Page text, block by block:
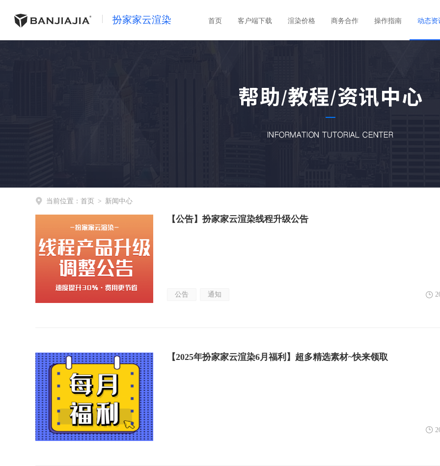
扮家家云渲染 首页 客户端下载 渲染价格 商务合作 操作指南 动态资
当前位置： 首页 > 新闻中心
【公告】扮家家云渲染线程升级公告
公告 通知
【2025年扮家家云渲染6月福利】超多精选素材~快来领取